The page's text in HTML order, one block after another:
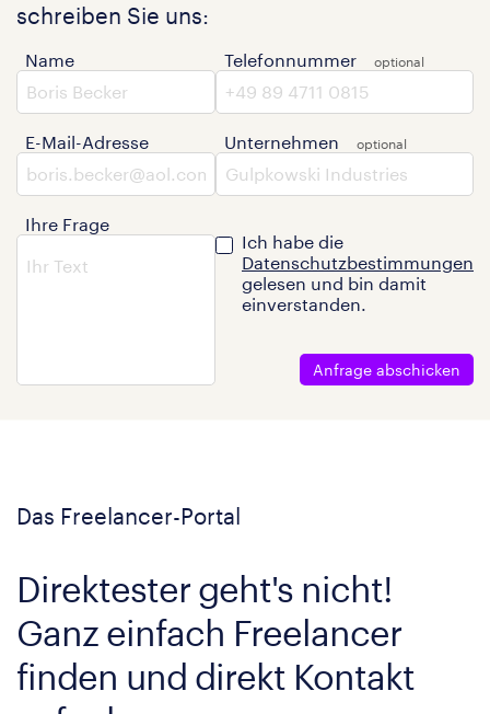
schreiben Sie uns:
Name
E-Mail-Adresse
Ihre Frage
Telefonnummer
Unternehmen
Ich habe die
Datenschutzbestimmungen
gelesen und bin damit
einverstanden.
Anfrage abschicken
Das Freelancer-Portal
Direktester geht's nicht!
Ganz einfach Freelancer
finden und direkt Kontakt